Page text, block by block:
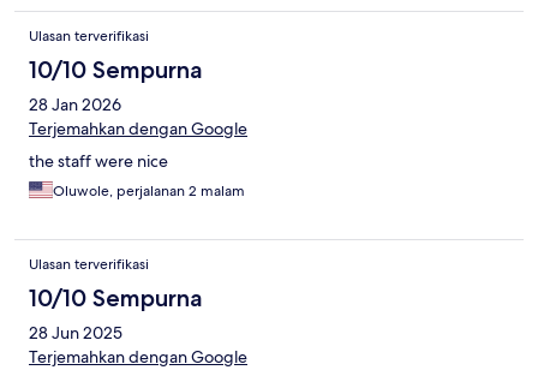
Ulasan terverifikasi
10/10 Sempurna
28 Jan 2026
Terjemahkan dengan Google
the staff were nice
Oluwole, perjalanan 2 malam
Ulasan terverifikasi
10/10 Sempurna
28 Jun 2025
Terjemahkan dengan Google